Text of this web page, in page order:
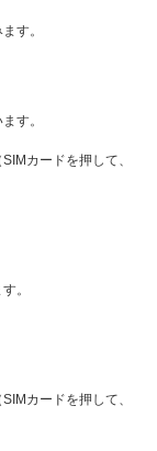
す。
す。
カードを押して、
。
カードを押して、